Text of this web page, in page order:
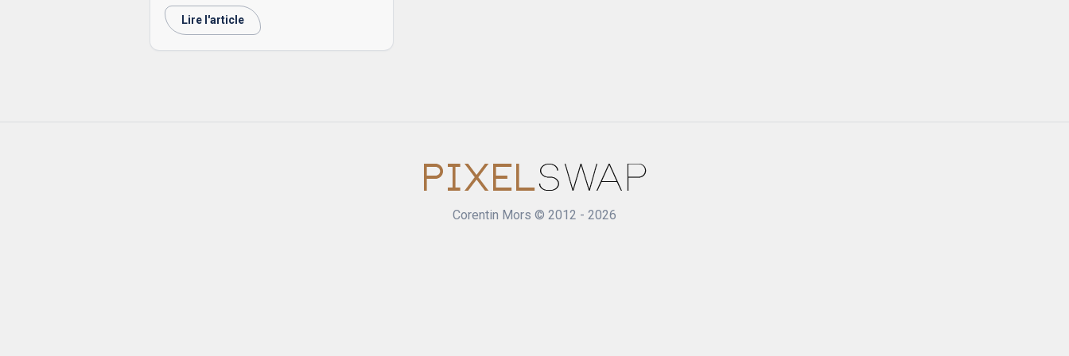
de blogs et l’idée m’ai venue de créer mon
propre groupe éditorial.
Lire l'article
Corentin Mors © 2012 - 2026